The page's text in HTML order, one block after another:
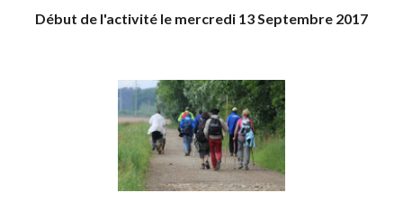
Début de l'activité le mercredi 13 Septembre 2017